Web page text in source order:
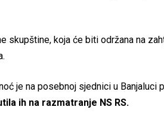
skupštine, koja će biti održana na
je na posebnoj sjednici u Banjaluci
ih na razmatranje NS RS.